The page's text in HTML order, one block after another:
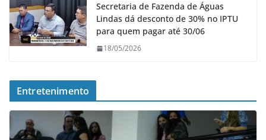
Secretaria de Fazenda de Águas
Lindas dá desconto de 30% no IPTU
para quem pagar até 30/06
18/05/2026
Entretenimento